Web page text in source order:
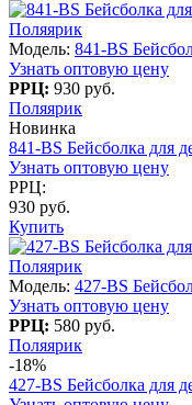
Поляярик
Модель: 841-BS
Узнать оптовую цену
РРЦ: 930 руб.
Поляярик
Новинка
841-BS Бейсболка для
Узнать оптовую цену
РРЦ:
930 руб.
Купить
Поляярик
Модель: 427-BS
Узнать оптовую цену
РРЦ: 580 руб.
Поляярик
-18%
427-BS Бейсболка для